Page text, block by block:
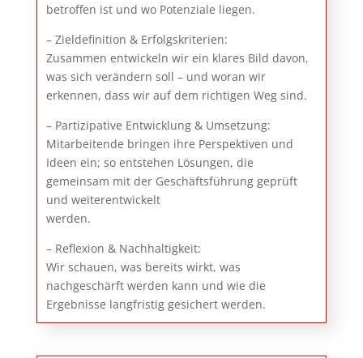
betroffen ist und wo Potenziale liegen.
– Zieldefinition & Erfolgskriterien:
Zusammen entwickeln wir ein klares Bild davon,
was sich verändern soll – und woran wir
erkennen, dass wir auf dem richtigen Weg sind.
– Partizipative Entwicklung & Umsetzung:
Mitarbeitende bringen ihre Perspektiven und
Ideen ein; so entstehen Lösungen, die
gemeinsam mit der Geschäftsführung geprüft
und weiterentwickelt
werden.
– Reflexion & Nachhaltigkeit:
Wir schauen, was bereits wirkt, was
nachgeschärft werden kann und wie die
Ergebnisse langfristig gesichert werden.